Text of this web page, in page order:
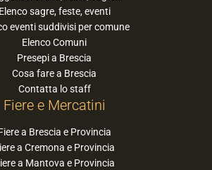
Elenco sagre, feste, eventi
eventi suddivisi per comune
Elenco Comuni
Presepi a Brescia
Cosa fare a Brescia
Contatta lo staff
Fiere e Mercatini
a Brescia e Provincia
a Cremona e Provincia
a Mantova e Provincia